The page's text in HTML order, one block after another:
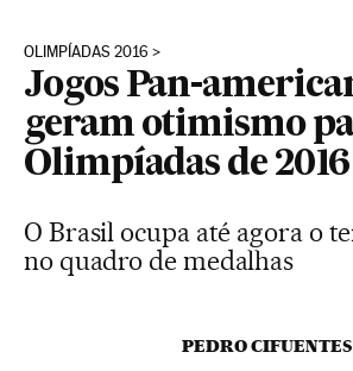
OLIMPÍADAS 2016
Jogos Pan-
geram otimismo
Olimpíadas de 2016
O Brasil ocupa até agora o
no quadro de medalhas
PEDRO CIFUENTES